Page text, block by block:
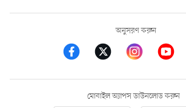
অনুসরণ করুন
মোবাইল অ্যাপস ডাউনলোড করুন